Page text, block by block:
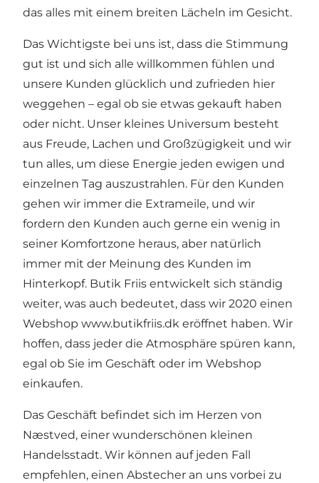
das alles mit einem breiten Lächeln im Gesicht.
Das Wichtigste bei uns ist, dass die Stimmung
gut ist und sich alle willkommen fühlen und
unsere Kunden glücklich und zufrieden hier
weggehen – egal ob sie etwas gekauft haben
oder nicht. Unser kleines Universum besteht
aus Freude, Lachen und Großzügigkeit und wir
tun alles, um diese Energie jeden ewigen und
einzelnen Tag auszustrahlen. Für den Kunden
gehen wir immer die Extrameile, und wir
fordern den Kunden auch gerne ein wenig in
seiner Komfortzone heraus, aber natürlich
immer mit der Meinung des Kunden im
Hinterkopf. Butik Friis entwickelt sich ständig
weiter, was auch bedeutet, dass wir 2020 einen
Webshop www.butikfriis.dk eröffnet haben. Wir
hoffen, dass jeder die Atmosphäre spüren kann,
egal ob Sie im Geschäft oder im Webshop
einkaufen.
Das Geschäft befindet sich im Herzen von
Næstved, einer wunderschönen kleinen
Handelsstadt. Wir können auf jeden Fall
empfehlen, einen Abstecher an uns vorbei zu